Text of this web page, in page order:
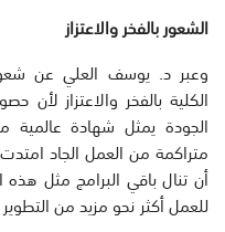
الشعور بالفخر والاعتزاز
وعبر د. يوسف العلي عن
الكلية بالفخر والاعتزاز
الجودة يمثل شهادة
متراكمة من العمل الجاد
أن تنال باقي البرامج مثل
للعمل أكثر نحو مزيد من التطوير